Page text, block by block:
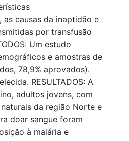
causas da inaptidão e
por transfusão
Um estudo
e amostras de
78,9% aprovados).
RESULTADOS: A
adultos jovens, com
da região Norte e
doar sangue foram
à malária e